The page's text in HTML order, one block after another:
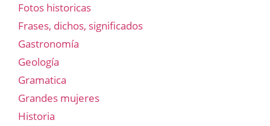
Fotos historicas
Frases, dichos, significados
Gastronomía
Geología
Gramatica
Grandes mujeres
Historia